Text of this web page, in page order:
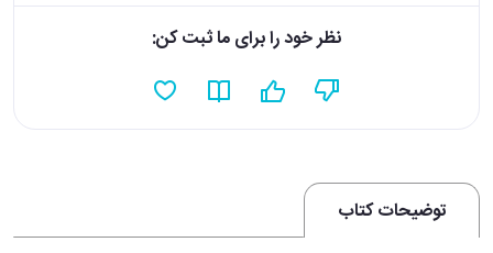
نظر خود را برای ما ثبت کن:
توضیحات کتاب